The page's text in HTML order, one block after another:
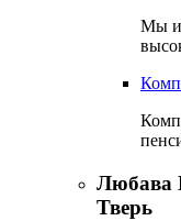
Мы
Любава
Тверь